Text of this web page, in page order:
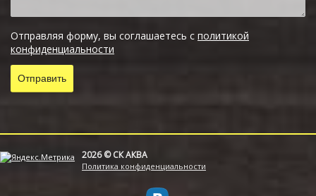
Отправляя форму, вы соглашаетесь с политикой
конфиденциальности
2026 © СК АКВА
Политика конфиденциальности